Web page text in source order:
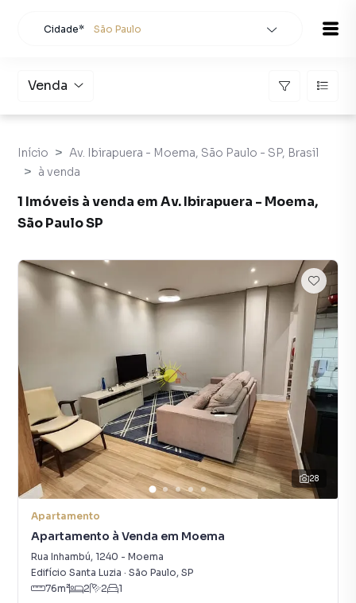
Cidade* São Paulo
Venda
Início
Av. Ibirapuera - Moema, São Paulo - SP, Brasil
à venda
1 Imóveis à venda em Av. Ibirapuera - Moema,
São Paulo SP
28
Apartamento
Apartamento à Venda em Moema
Rua Inhambú, 1240 - Moema
Edifício Santa Luzia · São Paulo, SP
76m² 2 2 1